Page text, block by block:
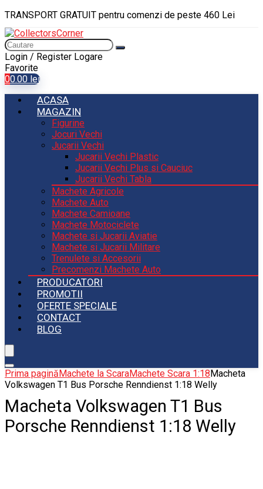
TRANSPORT GRATUIT pentru comenzi de peste 460 Lei
Login / Register Logare
Favorite
00.00 lei
ACASA
MAGAZIN
Figurine
Jocuri Vechi
Jucarii Vechi
Jucarii Vechi Plastic
Jucarii Vechi Plus si Cauciuc
Jucarii Vechi Tabla
Machete Agricole
Machete Auto
Machete Camioane
Machete Motociclete
Machete si Jucarii Aviatie
Machete si Jucarii Militare
Trenulete si Accesorii
Precomenzi Machete Auto
PRODUCATORI
PROMOTII
OFERTE SPECIALE
CONTACT
BLOG
Prima paginăMachete la ScaraMachete Scara 1:18Macheta
Volkswagen T1 Bus Porsche Renndienst 1:18 Welly
Macheta Volkswagen T1 Bus
Porsche Renndienst 1:18 Welly